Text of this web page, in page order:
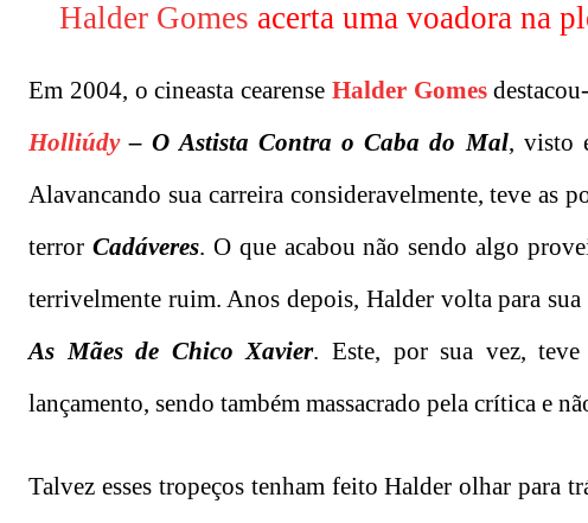
Halder Gomes acerta uma voadora na
Em 2004, o cineasta cearense Halder Gomes
Holliúdy– O Astista Contra o Caba do Mal, visto
Alavancando sua carreira consideravelmente, teve as
terror Cadáveres. O que acabou não sendo algo
terrivelmente ruim. Anos depois, Halder volta para sua
As Mães de Chico Xavier. Este, por sua vez, teve
lançamento, sendo também massacrado pela crítica e
Talvez esses tropeços tenham feito Halder olhar para